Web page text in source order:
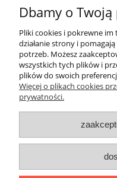
Użycie nazw marek i
odkurzaczy, ma
Dbamy o
Pliki cookies i pokrewne
działanie strony i
potrzeb. Możesz
wszystkich tych plików i
plików do swoich
Więcej o plikach cookies
prywatności.